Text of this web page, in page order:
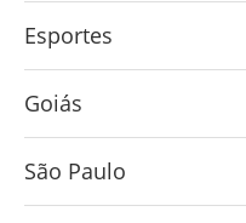
Esportes
Goiás
São Paulo